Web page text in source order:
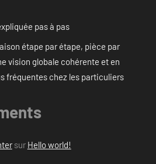
pas à pas
étape par étape, pièce par
vision globale cohérente et en
fréquentes chez les particuliers
sur Hello world!